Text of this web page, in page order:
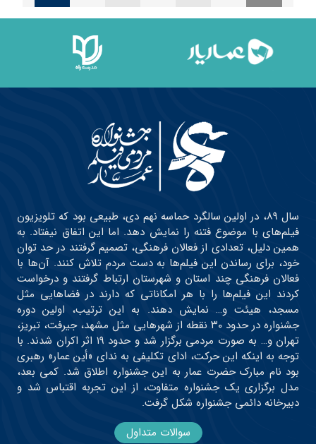
سال ۸۹، در اولین سالگرد حماسه نهم دی، طبیعی بود که تلویزیون
فیلم‌های با موضوع فتنه را نمایش دهد. اما این اتفاق نیفتاد. به
همین دلیل، تعدادی از فعالان فرهنگی، تصمیم گرفتند در حد توان
خود، برای رساندن این فیلم‌ها به دست مردم تلاش کنند. آن‌ها با
فعالان فرهنگی چند استان و شهرستان ارتباط گرفتند و درخواست
کردند این فیلم‌ها را با هر امکاناتی که دارند در فضاهایی مثل
مسجد، هیئت و… نمایش دهند. به این ترتیب، اولین دوره
جشنواره در حدود ۳۰ نقطه از شهرهایی مثل مشهد، جیرفت، تبریز،
تهران و… به صورت مردمی برگزار شد و حدود ۱۹ اثر اکران شدند. با
توجه به اینکه این حرکت، ادای تکلیفی به ندای «أین عمار» رهبری
بود نام مبارک حضرت عمار به این جشنواره اطلاق شد. کمی بعد،
مدل برگزاری یک جشنواره متفاوت، از این تجربه اقتباس شد و
دبیرخانه دائمی جشنواره شکل گرفت.
سوالات متداول